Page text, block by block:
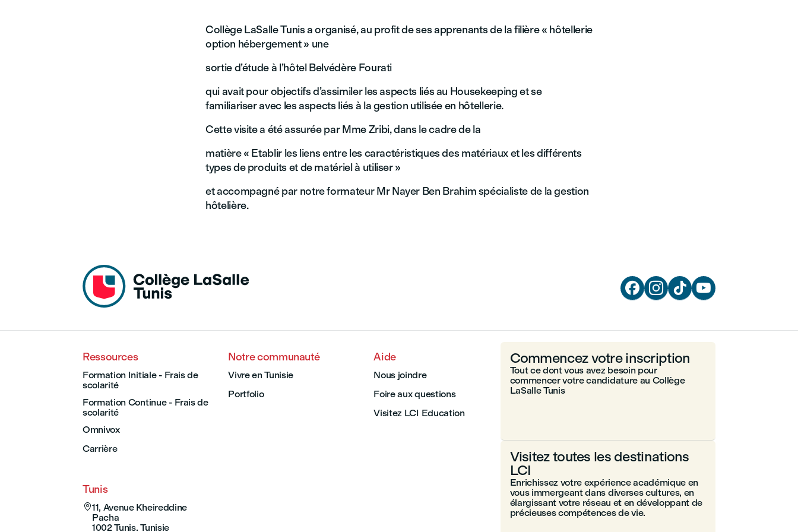
Collège LaSalle Tunis a organisé, au profit de ses apprenants de la filière « hôtellerie
option hébergement » une
sortie d’étude à l’hôtel Belvédère Fourati
qui avait pour objectifs d’assimiler les aspects liés au Housekeeping et se
familiariser avec les aspects liés à la gestion utilisée en hôtellerie.
Cette visite a été assurée par Mme Zribi, dans le cadre de la
matière « Etablir les liens entre les caractéristiques des matériaux et les différents
types de produits et de matériel à utiliser »
et accompagné par notre formateur Mr Nayer Ben Brahim spécialiste de la gestion
hôtelière.
   
Ressources
Formation Initiale - Frais de
scolarité
Formation Continue - Frais de
scolarité
Omnivox
Carrière
Notre communauté
Vivre en Tunisie
Portfolio
Aide
Nous joindre
Foire aux questions
Visitez LCI Education
Tunis
11, Avenue Kheireddine
Pacha
1002 Tunis. Tunisie
Commencez votre inscription
Tout ce dont vous avez besoin pour
commencer votre candidature au Collège
LaSalle Tunis
Visitez toutes les destinations
LCI
Enrichissez votre expérience académique en
vous immergeant dans diverses cultures, en
élargissant votre réseau et en développant de
précieuses compétences de vie.